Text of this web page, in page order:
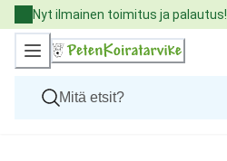
Skip
to
Content
Nyt ilmainen toimitus ja palautus!